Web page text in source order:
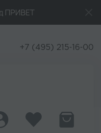
ПРИВЕТ
+7 (495) 215-16-00